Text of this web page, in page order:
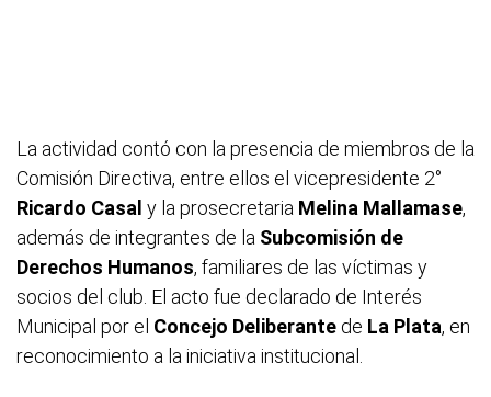
La actividad contó con la presencia de miembros de la
Comisión Directiva, entre ellos el vicepresidente 2°
Ricardo Casal y la prosecretaria Melina Mallamase,
además de integrantes de la Subcomisión de
Derechos Humanos, familiares de las víctimas y
socios del club. El acto fue declarado de Interés
Municipal por el Concejo Deliberante de La Plata, en
reconocimiento a la iniciativa institucional.